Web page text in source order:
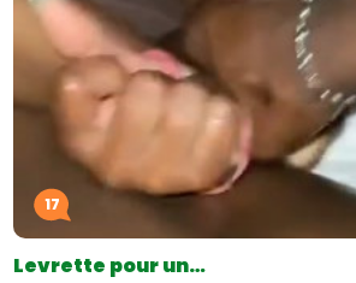
17
Levrette pour un…